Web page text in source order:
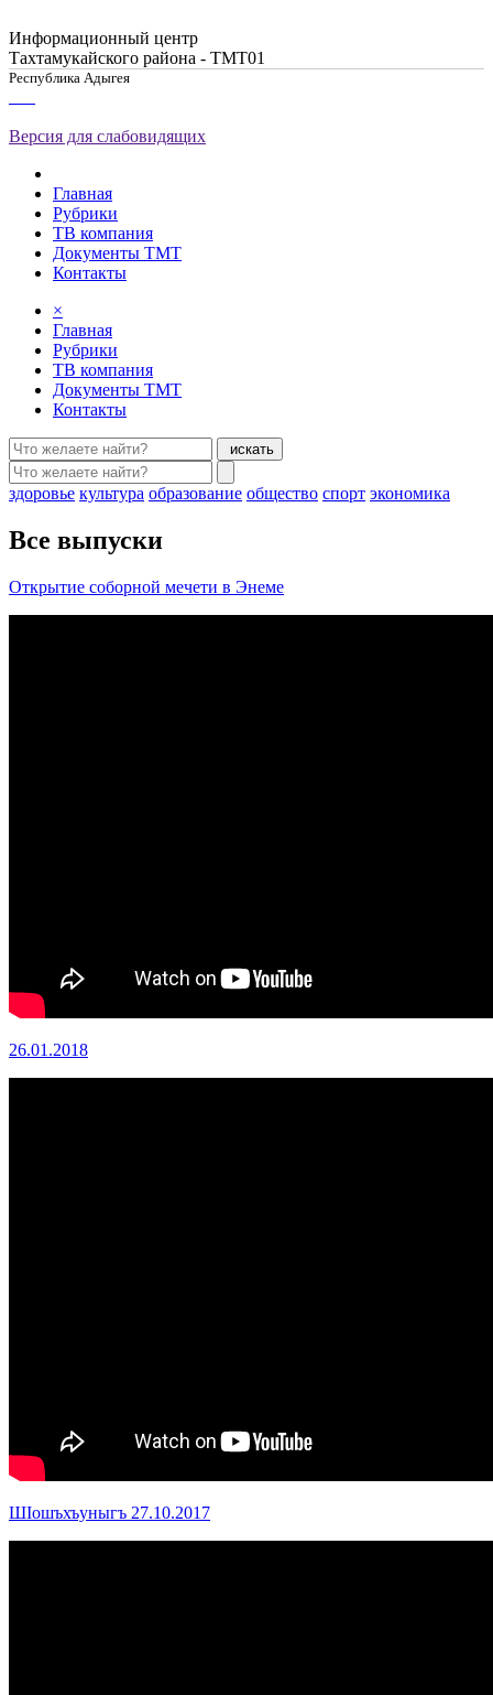
Информационный центр
Тахтамукайского района - ТМТ01
Республика Адыгея
Версия для слабовидящих
Главная
Рубрики
ТВ компания
Документы ТМТ
Контакты
×
Главная
Рубрики
ТВ компания
Документы ТМТ
Контакты
искать
здоровье культура образование общество спорт экономика
Все выпуски
Открытие соборной мечети в Энеме
26.01.2018
ШIошъхъуныгъ 27.10.2017